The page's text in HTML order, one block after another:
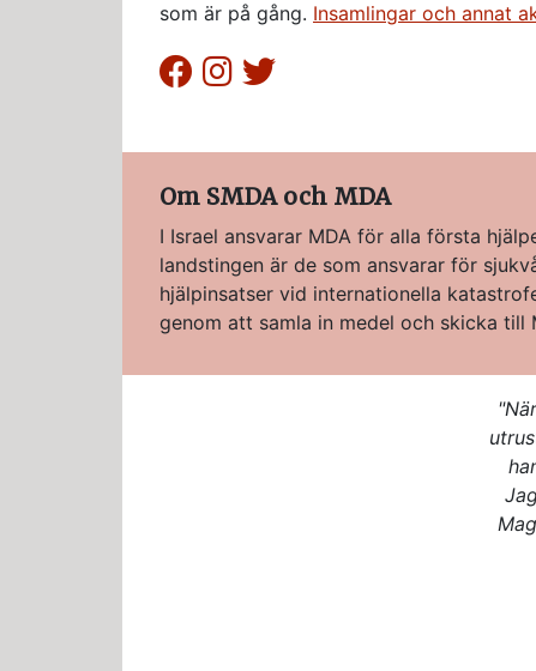
som är på gång. Insamlingar och annat
Om SMDA och MDA
I Israel ansvarar MDA för alla första
landstingen är de som ansvarar för
hjälpinsatser vid internationella
genom att samla in medel och skicka till